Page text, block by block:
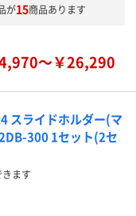
が15商品あります
～￥26,290
スライドホルダー(マ
300 1セット(2セ
ます